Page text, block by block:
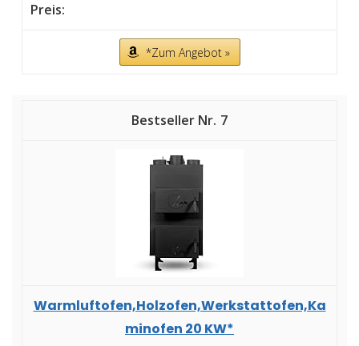
*Zum Angebot »
7
Warmluftofen,Holzofen,Werkstattofen,Ka
minofen 20 KW*